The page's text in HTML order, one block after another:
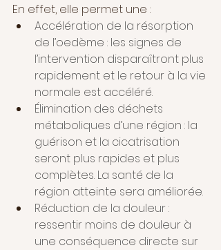
En effet, elle permet une :
Accélération de la résorption
de l’oedème : les signes de
l’intervention disparaîtront plus
rapidement et le retour à la vie
normale est accéléré.
Élimination des déchets
métaboliques d’une région : la
guérison et la cicatrisation
seront plus rapides et plus
complètes. La santé de la
région atteinte sera améliorée.
Réduction de la douleur :
ressentir moins de douleur à
une conséquence directe sur